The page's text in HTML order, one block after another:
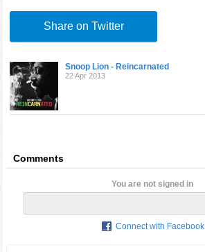
Share on Twitter
Snoop Lion - Reincarnated
22 Apr 2013
Comments
You are not signed in
Connect with Facebook